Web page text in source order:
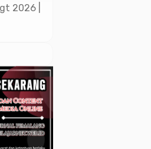
Al-
2026 |